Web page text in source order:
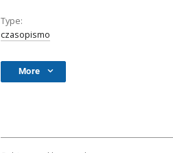
Type:
czasopismo
More